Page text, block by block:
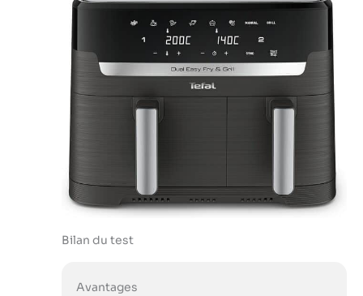
Bilan du test
Avantages